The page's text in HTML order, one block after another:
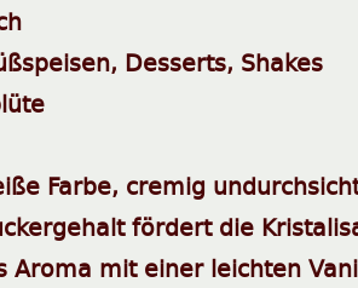
Desserts, Shakes
Farbe, cremig
fördert die
Aroma mit einer leichten